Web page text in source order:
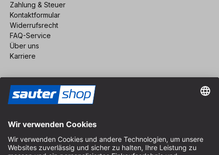
Zahlung & Steuer
Kontaktformular
Widerrufsrecht
FAQ-Service
Über uns
Karriere
Impressum